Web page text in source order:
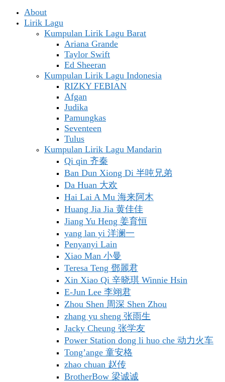
About
Lirik Lagu
Kumpulan Lirik Lagu Barat
Ariana Grande
Taylor Swift
Ed Sheeran
Kumpulan Lirik Lagu Indonesia
RIZKY FEBIAN
Afgan
Judika
Pamungkas
Seventeen
Tulus
Kumpulan Lirik Lagu Mandarin
Qi qin 齐秦
Ban Dun Xiong Di 半吨兄弟
Da Huan 大欢
Hai Lai A Mu 海来阿木
Huang Jia Jia 黄佳佳
Jiang Yu Heng 姜育恒
yang lan yi 洋澜一
Penyanyi Lain
Xiao Man 小曼
Teresa Teng 鄧麗君
Xin Xiao Qi 辛晓琪 Winnie Hsin
E-Jun Lee 李翊君
Zhou Shen 周深 Shen Zhou
zhang yu sheng 张雨生
Jacky Cheung 张学友
Power Station dong li huo che 动力火车
Tong’ange 童安格
zhao chuan 赵传
BrotherBow 梁诚诚